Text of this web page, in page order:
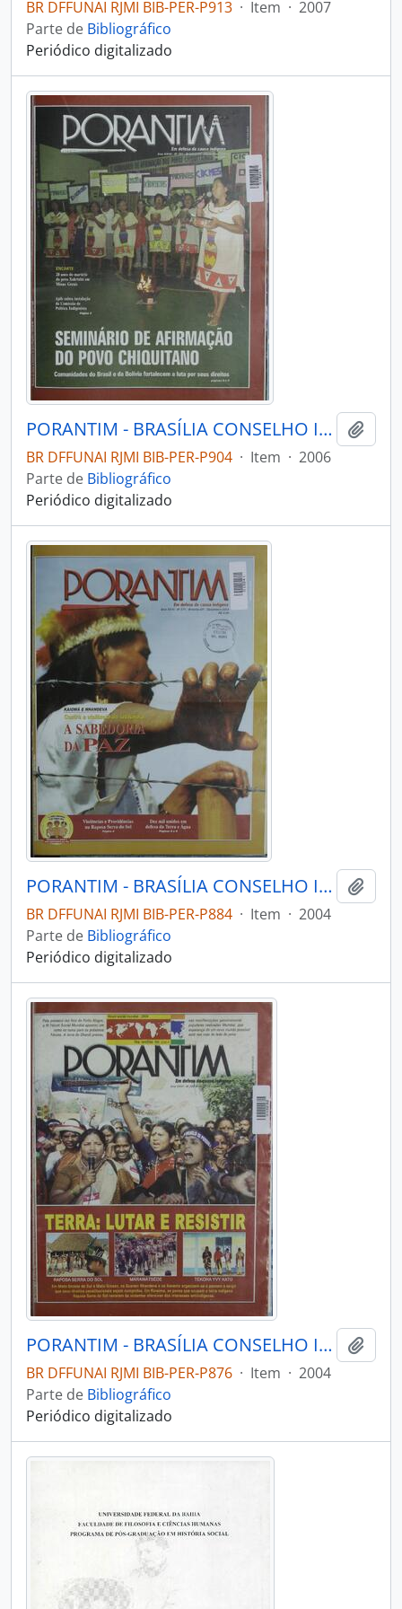
BR DFFUNAI RJMI BIB-PER-P913 · Item · 2007
Parte de Bibliográfico
Periódico digitalizado
PORANTIM - BRASÍLIA CONSELHO INDIGENISTA MISSIONÁRIO - 2006 - Nº291
BR DFFUNAI RJMI BIB-PER-P904 · Item · 2006
Parte de Bibliográfico
Periódico digitalizado
PORANTIM - BRASÍLIA CONSELHO INDIGENISTA MISSIONÁRIO - 2004 - Nº271
BR DFFUNAI RJMI BIB-PER-P884 · Item · 2004
Parte de Bibliográfico
Periódico digitalizado
PORANTIM - BRASÍLIA CONSELHO INDIGENISTA MISSIONÁRIO - 2004 - Nº262
BR DFFUNAI RJMI BIB-PER-P876 · Item · 2004
Parte de Bibliográfico
Periódico digitalizado